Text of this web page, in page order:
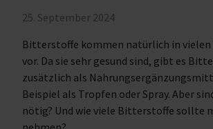
25. September 2024
Bitterstoffe kommen natürlich in
vor. Da sie sehr gesund sind, gibt es
zusätzlich als
Beispiel als Tropfen oder Spray. Aber
nötig? Und wie viele Bitterstoffe sollte